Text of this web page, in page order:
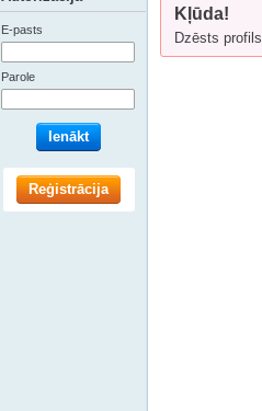
Kļūda!
Dzēsts profils
E-pasts
Parole
Ienākt
Reģistrācija